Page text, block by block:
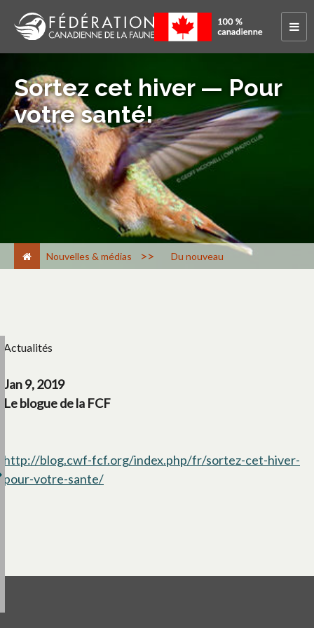
Sortez cet hiver — Pour
votre santé!
Nouvelles & médias > Du nouveau
Actualités
Jan 9, 2019
Le blogue de la FCF
http://blog.cwf-fcf.org/index.php/fr/sortez-cet-hiver-
pour-votre-sante/